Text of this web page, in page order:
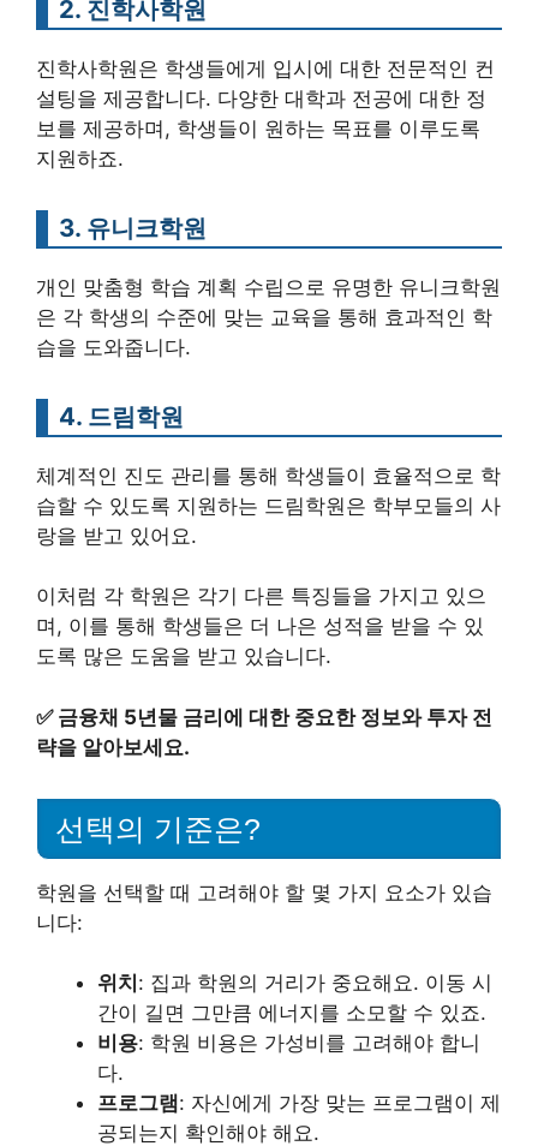
2. 진학사학원
진학사학원은 학생들에게 입시에 대한 전문적인 컨
설팅을 제공합니다. 다양한 대학과 전공에 대한 정
보를 제공하며, 학생들이 원하는 목표를 이루도록
지원하죠.
3. 유니크학원
개인 맞춤형 학습 계획 수립으로 유명한 유니크학원
은 각 학생의 수준에 맞는 교육을 통해 효과적인 학
습을 도와줍니다.
4. 드림학원
체계적인 진도 관리를 통해 학생들이 효율적으로 학
습할 수 있도록 지원하는 드림학원은 학부모들의 사
랑을 받고 있어요.
이처럼 각 학원은 각기 다른 특징들을 가지고 있으
며, 이를 통해 학생들은 더 나은 성적을 받을 수 있
도록 많은 도움을 받고 있습니다.
✅ 금융채 5년물 금리에 대한 중요한 정보와 투자 전
략을 알아보세요.
선택의 기준은?
학원을 선택할 때 고려해야 할 몇 가지 요소가 있습
니다:
위치 : 집과 학원의 거리가 중요해요. 이동 시
간이 길면 그만큼 에너지를 소모할 수 있죠.
비용: 학원 비용은 가성비를 고려해야 합니
다.
프로그램: 자신에게 가장 맞는 프로그램이 제
공되는지 확인해야 해요.